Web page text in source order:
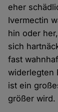
eher
Ivermectin
hin oder
sich
fast
widerlegten
ist ein
größer wird.